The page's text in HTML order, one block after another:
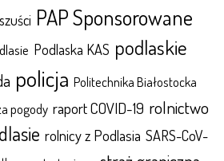
PAP Sponsorowane
Podlaska KAS podlaskie
policja Politechnika Białostocka
pogody raport COVID-19 rolnictwo
rolnicy z Podlasia SARS-CoV-